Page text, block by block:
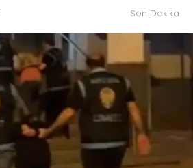
Son Dakika